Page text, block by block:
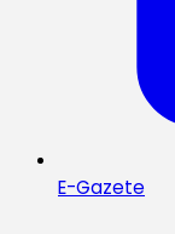
E-Gazete